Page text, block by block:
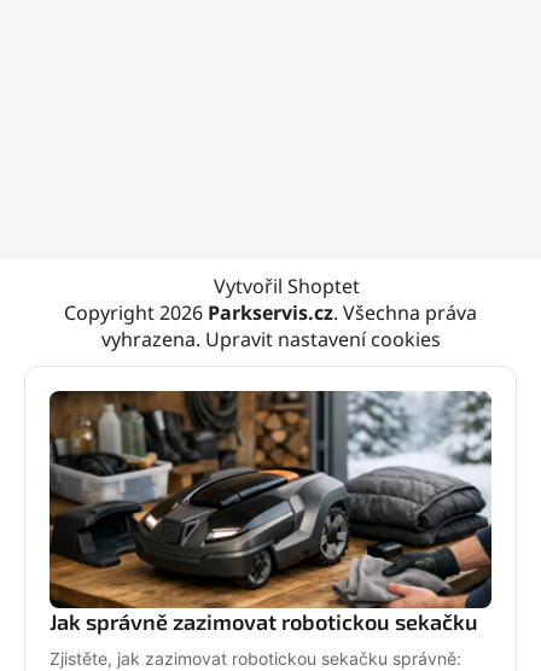
Vytvořil Shoptet
Copyright 2026 Parkservis.cz. Všechna práva
vyhrazena. Upravit nastavení cookies
Jak správně zazimovat robotickou sekačku
Zjistěte, jak zazimovat robotickou sekačku správně: